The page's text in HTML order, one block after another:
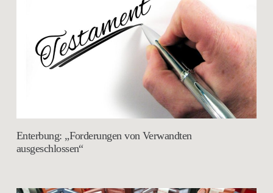
Enterbung: „Forderungen von Verwandten
ausgeschlossen“